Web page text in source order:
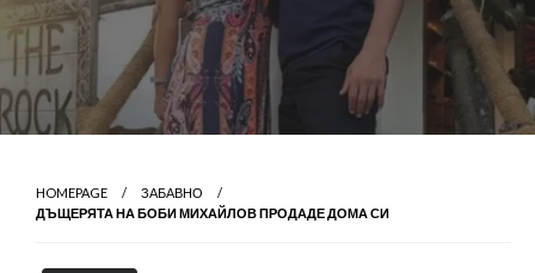
HOMEPAGE
ЗАБАВНО
ДЪЩЕРЯТА НА БОБИ МИХАЙЛОВ ПРОДАДЕ ДОМА СИ